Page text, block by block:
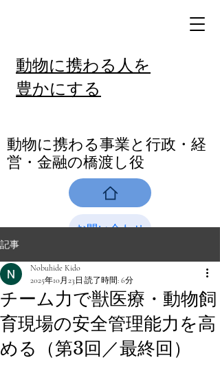
動物に携わる人を
豊かにする
​動物に携わる事業と行政・経
営・金融の橋渡し役
お問い合わせ
記事
チーム力で獣医療・動物飼
育現場の安全管理能力を高
める（第3回／最終回）
Nobuhide Kido
2025年10月23日 読了時間: 6分